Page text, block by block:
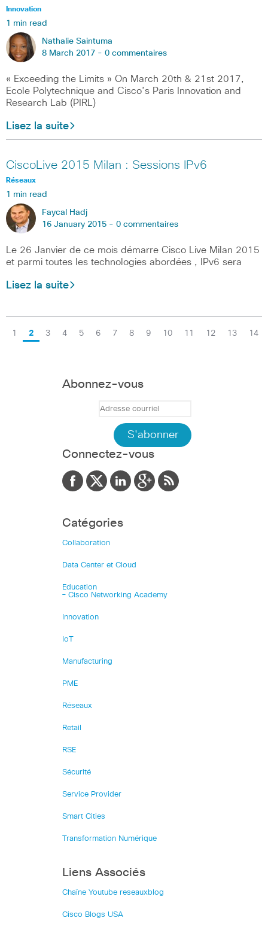
Innovation
1 min read
Nathalie Saintuma
8 March 2017 - 0 commentaires
« Exceeding the Limits » On March 20th & 21st 2017,
Ecole Polytechnique and Cisco’s Paris Innovation and
Research Lab (PIRL)
Lisez la suite
CiscoLive 2015 Milan : Sessions IPv6
Réseaux
1 min read
Faycal Hadj
16 January 2015 - 0 commentaires
Le 26 Janvier de ce mois démarre Cisco Live Milan 2015
et parmi toutes les technologies abordées , IPv6 sera
Lisez la suite
1 2 3 4 5 6 7 8 9 10 11 12 13 14
Abonnez-vous
Connectez-vous
Catégories
Collaboration
Data Center et Cloud
Education
– Cisco Networking Academy
Innovation
IoT
Manufacturing
PME
Réseaux
Retail
RSE
Sécurité
Service Provider
Smart Cities
Transformation Numérique
Liens Associés
Chaîne Youtube reseauxblog
Cisco Blogs USA